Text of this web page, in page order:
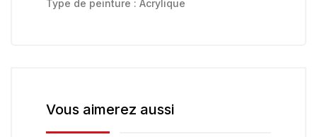
Type de peinture : Acrylique
Vous aimerez aussi